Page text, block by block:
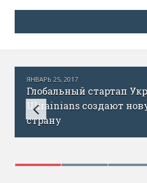
ЯНВАРЬ 25, 2017
Глобальный стартап
Ukrainians создают
страну